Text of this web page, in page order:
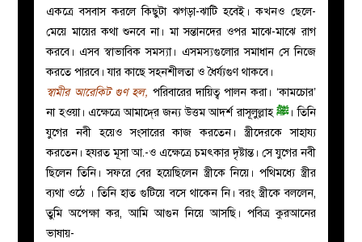
একত্রে বসবাস করলে কিছুটা ঝগড়া-ঝাটি হবেই। কখনও ছেলে-
মেয়ে মায়ের কথা শুনবে না। মা সন্তানদের ওপর মাঝে-মাঝে রাগ
করবে। এসব স্বাভাবিক সমস্যা। এসমস্যগুলোর সমাধান সে নিজে
করতে পারবে। যার কাছে সহনশীলতা ও ধৈর্য্যগুণ থাকবে।
স্বামীর আরেকিট গুণ হল, পরিবারের দায়িত্ব পালন করা। ‘কামচোর’
না হওয়া। এক্ষেত্রে আমাদে্র জন্য উত্তম আদর্শ রাসূলুল্লাহﷺ। তিনি
যুগের নবী হয়েও সংসারের কাজ করতেন। স্ত্রীদেরকে সাহায্য
করতেন। হযরত মূসা আ.-ও এক্ষেত্রে চমৎকার দৃষ্টান্ত। সে যুগের নবী
ছিলেন তিনি। সফরে বের হয়েছিলেন স্ত্রীকে নিয়ে। পথিমধ্যে স্ত্রীর
ব্যথা ওঠে । তিনি হাত গুটিয়ে বসে থাকেন নি। বরং স্ত্রীকে বললেন,
তুমি অপেক্ষা কর, আমি আগুন নিয়ে আসছি। পবিত্র কুরআনের
ভাষায়-